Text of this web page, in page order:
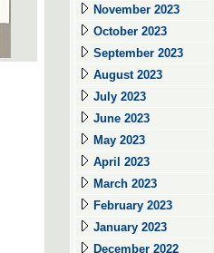
November 2023
October 2023
September 2023
August 2023
July 2023
June 2023
May 2023
April 2023
March 2023
February 2023
January 2023
December 2022